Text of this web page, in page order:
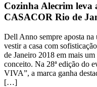
Cozinha Alecrim leva
CASACOR Rio de
Dell Anno sempre aposta na
vestir a casa com
de Janeiro 2018 em mais
conceito. Na 28ª edição do
VIVA”, a marca ganha
[…]